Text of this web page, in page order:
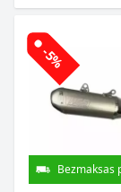
-5%
Bezmaksas